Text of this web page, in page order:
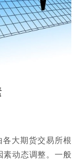
大期货交易所根
素动态调整。一般